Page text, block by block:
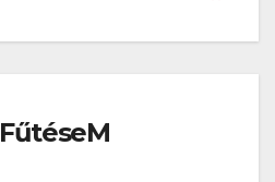
FűtéseM